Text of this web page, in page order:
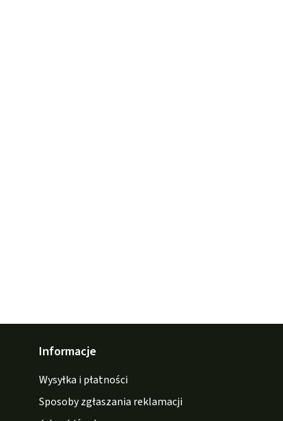
Informacje
Wysyłka i płatności
Sposoby zgłaszania reklamacji